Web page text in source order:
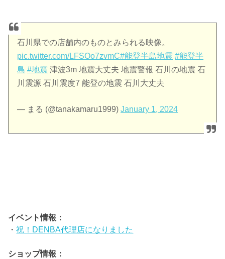
石川県での店舗内のものとみられる映像。
pic.twitter.com/LFSOo7zvmC#能登半島地震 #能登半
島 #地震 津波3m 地震大丈夫 地震警報 石川の地震 石
川震源 石川震度7 能登の地震 石川大丈夫
— まる (@tanakamaru1999)January 1, 2024
イベント情報：
・祝！DENBA代理店になりました
ショップ情報：